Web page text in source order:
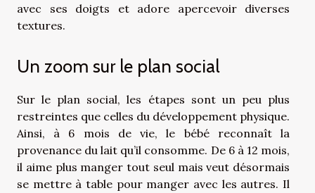
avec ses doigts et adore apercevoir diverses
textures.
Un zoom sur le plan social
Sur le plan social, les étapes sont un peu plus
restreintes que celles du développement physique.
Ainsi, à 6 mois de vie, le bébé reconnaît la
provenance du lait qu’il consomme. De 6 à 12 mois,
il aime plus manger tout seul mais veut désormais
se mettre à table pour manger avec les autres. Il